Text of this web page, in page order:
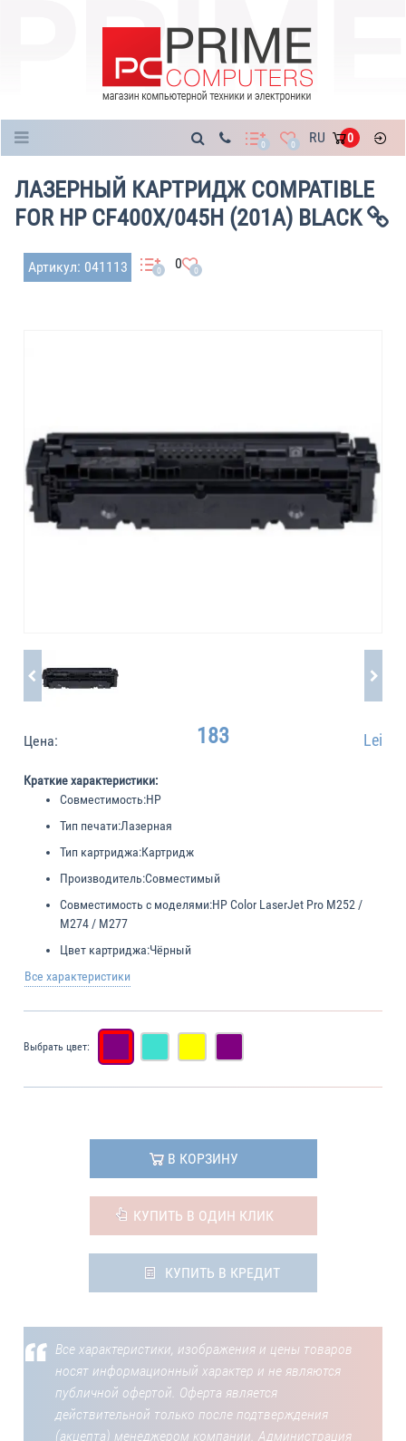
0 0 RU 0
ЛАЗЕРНЫЙ КАРТРИДЖ COMPATIBLE
FOR HP CF400X/045H (201A) BLACK
Артикул: 041113 0 0 0
Цена: 183 Lei
Краткие характеристики:
Совместимость:HP
Тип печати:Лазерная
Тип картриджа:Картридж
Производитель:Совместимый
Совместимость с моделями:HP Color LaserJet Pro M252 /
M274 / M277
Цвет картриджа:Чёрный
Все характеристики
Выбрать цвет:
В КОРЗИНУ
КУПИТЬ В ОДИН КЛИК
КУПИТЬ В КРЕДИТ
Все характеристики, изображения и цены товаров
носят информационный характер и не являются
публичной офертой. Оферта является
действительной только после подтверждения
(акцепта) менеджером компании. Администрация